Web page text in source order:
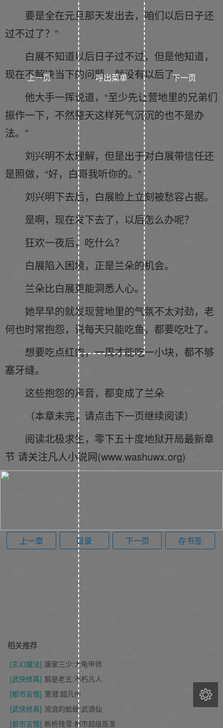
要是全在元旦那天发出去，咱们以后日子还
过不过了？”
白展不知道以后日子过不过，但是他知道，
现在不解决当下的问题，就没有以后了。
他大手一挥说道，“至少先让营地里的兄弟们
振作一下，不然整天这样死气沉沉的也不是办
法。”
刘兴明不太理解，但是出于对白展带信任还
是照做，“好，白哥我听你的。”
刘兴明下去后，白展脸上立刻被愁容占据。
是啊，现在发下去了，以后怎么办呢？
狂欢一夜后，吃什么？
白展陷入困境，正是兰朵的机会。
兰朵比白展更能洞悉人心。
她早早的就发现营地里的气氛不太对劲，老
何也时常抱怨，说每天只能吃鱼，都要吃吐了。
想要吃点红肉，一周才能吃一小块，都不够
塞牙缝。
这些抱怨的声音，都变成了兰朵
（本章未完，请点击下一页继续阅读）
阅读北极求生，零下五十度地狱开局最新章
节 请关注凡人小说网(www.washuwx.org)
上一章 目录 下一页 存书签
相关推荐
[玄幻魔法] 唐家三少:大龟甲师
[武侠修真] 鹅是老五:不朽凡人
[都市言情] 萧潜:超凡传
[武侠修真] 流浪的蛤蟆:武谪仙
[都市言情] 断桥残雪:都市超级医圣

上一页 下一页
呼出菜单